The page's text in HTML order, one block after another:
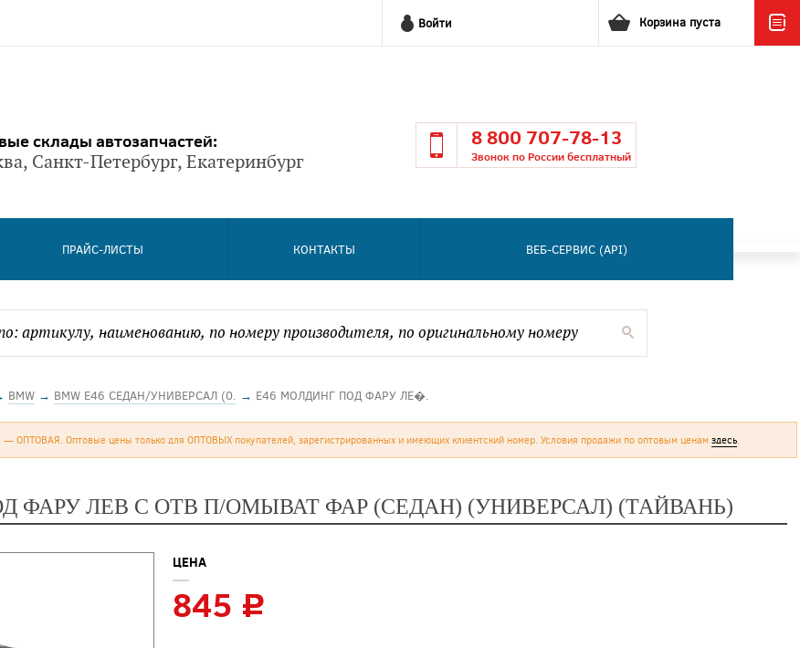
Войти Корзина пуста
склады автозапчастей:
Санкт-Петербург, Екатеринбург
8 800 707-78-13
Звонок по России бесплатный
ПРАЙС-ЛИСТЫ КОНТАКТЫ ВЕБ-СЕРВИС (API)
BMW → BMW E46 СЕДАН/УНИВЕРСАЛ (0. → E46 МОЛДИНГ ПОД ФАРУ ЛЕ�.
ОПТОВАЯ. Оптовые цены только для ОПТОВЫХ покупателей, зарегистрированных и имеющих клиентский номер. Условия продажи по оптовым ценам здесь.
ФАРУ ЛЕВ С ОТВ П/ОМЫВАТ ФАР (СЕДАН) (УНИВЕРСАЛ) (ТАЙВАНЬ)
ЦЕНА
845 c